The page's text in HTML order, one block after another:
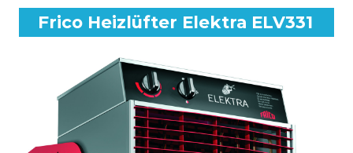
Frico Heizlüfter Elektra ELV331